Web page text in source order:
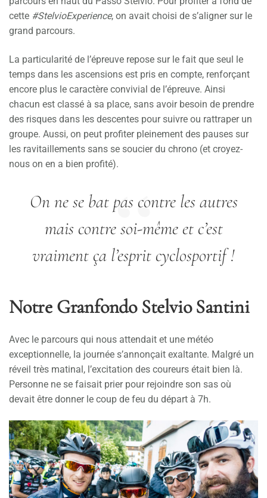
cette #StelvioExperience, on avait choisi de s’aligner sur le
grand parcours.
La particularité de l’épreuve repose sur le fait que seul le
temps dans les ascensions est pris en compte, renforçant
encore plus le caractère convivial de l’épreuve. Ainsi
chacun est classé à sa place, sans avoir besoin de prendre
des risques dans les descentes pour suivre ou rattraper un
groupe. Aussi, on peut profiter pleinement des pauses sur
les ravitaillements sans se soucier du chrono (et croyez-
nous on en a bien profité).
On ne se bat pas contre les autres
mais contre soi-même et c’est
vraiment ça l’esprit cyclosportif !
Notre Granfondo Stelvio Santini
Avec le parcours qui nous attendait et une météo
exceptionnelle, la journée s’annonçait exaltante. Malgré un
réveil très matinal, l’excitation des coureurs était bien là.
Personne ne se faisait prier pour rejoindre son sas où
devait être donner le coup de feu du départ à 7h.